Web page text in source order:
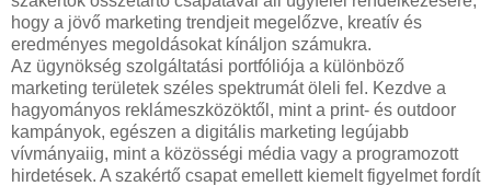
hogy a jövő marketing trendjeit megelőzve, kreatív és
eredményes megoldásokat kínáljon számukra.
Az ügynökség szolgáltatási portfóliója a különböző
marketing területek széles spektrumát öleli fel. Kezdve a
hagyományos reklámeszközöktől, mint a print- és outdoor
kampányok, egészen a digitális marketing legújabb
vívmányaiig, mint a közösségi média vagy a programozott
hirdetések. A szakértő csapat emellett kiemelt figyelmet fordít